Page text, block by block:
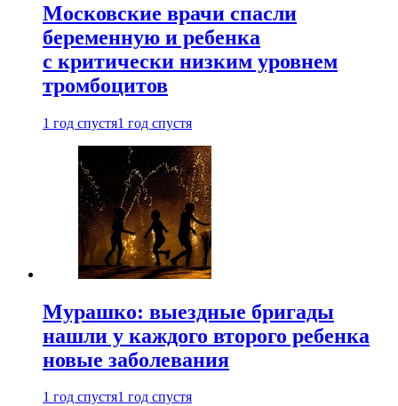
Московские врачи спасли
беременную и ребенка
с критически низким уровнем
тромбоцитов
1 год спустя1 год спустя
Мурашко: выездные бригады
нашли у каждого второго ребенка
новые заболевания
1 год спустя1 год спустя